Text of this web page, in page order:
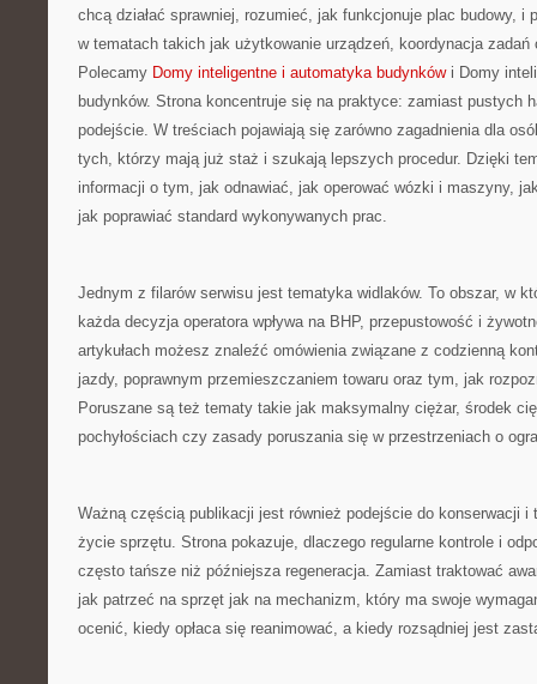
chcą działać sprawniej, rozumieć, jak funkcjonuje plac budowy, i
w tematach takich jak użytkowanie urządzeń, koordynacja zadań
Polecamy Domy inteligentne i automatyka budynkówi Domy
budynków. Strona koncentruje się na praktyce: zamiast pustych
podejście. W treściach pojawiają się zarówno zagadnienia dla
tych, którzy mają już staż i szukają lepszych procedur. Dzięki
informacji o tym, jak odnawiać, jak operować wózki i maszyny,
jak poprawiać standard wykonywanych prac.
Jednym z filarów serwisu jest tematyka widlaków. To obszar, w
każda decyzja operatora wpływa na BHP, przepustowość i
artykułach możesz znaleźć omówienia związane z codzienną
jazdy, poprawnym przemieszczaniem towaru oraz tym, jak
Poruszane są też tematy takie jak maksymalny ciężar, środek
pochyłościach czy zasady poruszania się w przestrzeniach o
Ważną częścią publikacji jest również podejście do konserwacji i
życie sprzętu. Strona pokazuje, dlaczego regularne kontrole i
często tańsze niż późniejsza regeneracja. Zamiast traktować
jak patrzeć na sprzęt jak na mechanizm, który ma swoje
ocenić, kiedy opłaca się reanimować, a kiedy rozsądniej jest